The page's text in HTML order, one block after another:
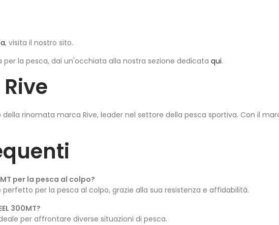
, visita il nostro sito.
la pesca, dai un'occhiata alla nostra sezione dedicata qui.
rinomata marca Rive, leader nel settore della pesca sportiva. Con il
per la pesca al colpo?
per la pesca al colpo, grazie alla sua resistenza e affidabilità.
300MT?
per affrontare diverse situazioni di pesca.